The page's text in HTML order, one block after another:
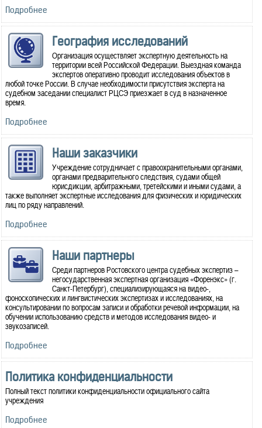
Подробнее
География исследований
Организация осуществляет экспертную деятельность на
территории всей Российской Федерации. Выездная команда
экспертов оперативно проводит исследования объектов в
любой точке России. В случае необходимости присутствия эксперта на
судебном заседании специалист РЦСЭ приезжает в суд в назначенное
время.
Подробнее
Наши заказчики
Учреждение сотрудничает с правоохранительными органами,
органами предварительного следствия, судами общей
юрисдикции, арбитражными, третейскими и иными судами, а
также выполняет экспертные исследования для физических и юридических
лиц по ряду направлений.
Подробнее
Наши партнеры
Среди партнеров Ростовского центра судебных экспертиз –
негосударственная экспертная организация «Форенэкс» (г.
Санкт-Петербург), специализирующаяся на видео-,
фоноскопических и лингвистических экспертизах и исследованиях, на
консультировании по вопросам записи и обработки речевой информации, на
обучении использованию средств и методов исследования видео- и
звукозаписей.
Подробнее
Политика конфиденциальности
Полный текст политики конфиденциальности официального сайта
учреждения
Подробнее